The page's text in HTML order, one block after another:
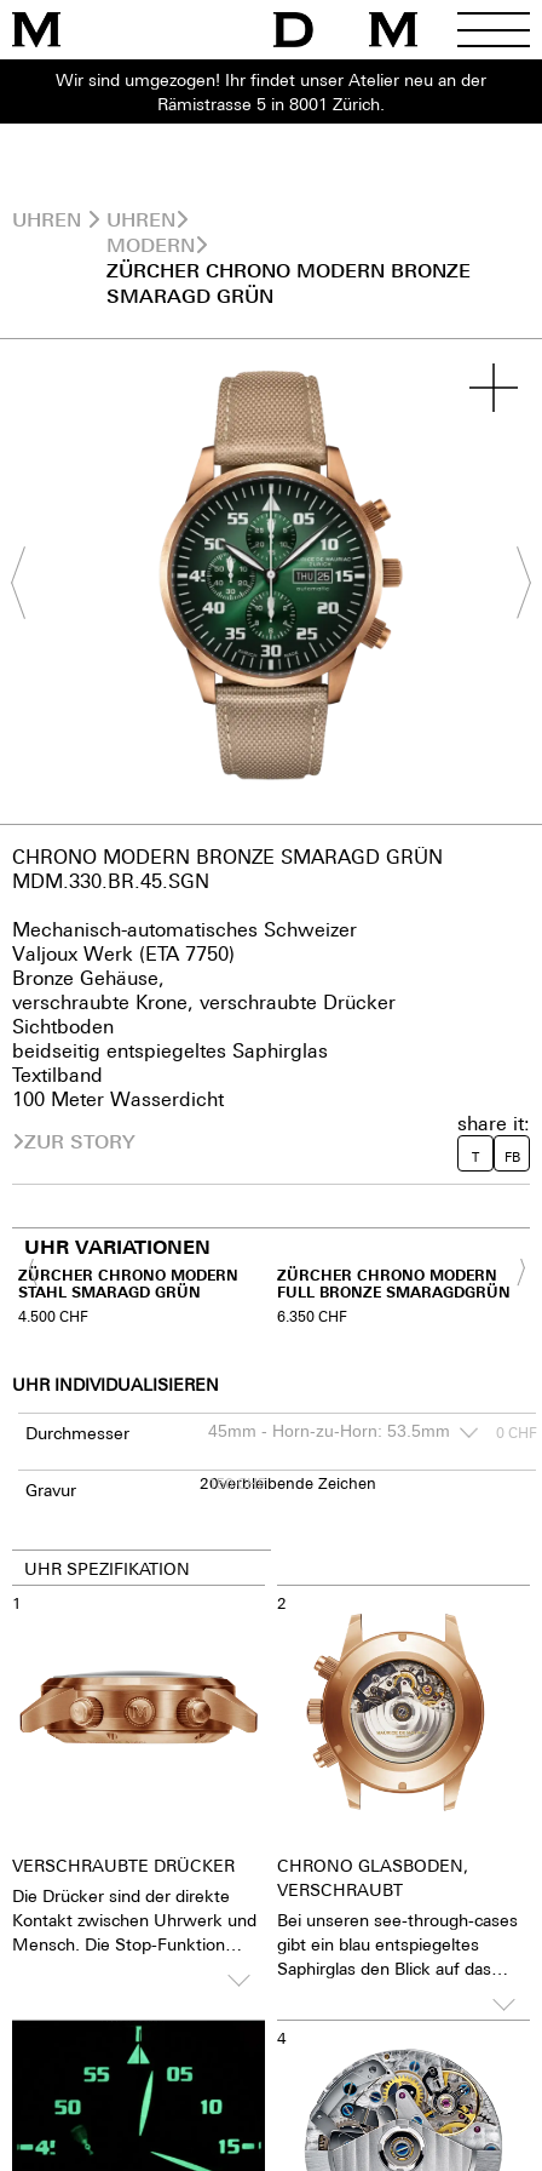
Wir sind umgezogen! Ihr findet unser Atelier neu an der
Rämistrasse 5 in 8001 Zürich.
UHREN
UHREN
MODERN
ZÜRCHER CHRONO MODERN BRONZE
SMARAGD GRÜN
CHRONO MODERN BRONZE SMARAGD GRÜN
MDM.330.BR.45.SGN
Mechanisch-automatisches Schweizer
Valjoux Werk (ETA 7750)
Bronze Gehäuse,
verschraubte Krone, verschraubte Drücker
Sichtboden
beidseitig entspiegeltes Saphirglas
Textilband
100 Meter Wasserdicht
ZUR STORY
share it:
T FB
UHR VARIATIONEN
ZÜRCHER CHRONO MODERN
STAHL SMARAGD GRÜN
4.500CHF
ZÜRCHER CHRONO MODERN
FULL BRONZE SMARAGDGRÜN
6.350CHF
UHR INDIVIDUALISIEREN
Durchmesser 0 CHF
Gravur 150CHF
20verbleibende Zeichen
UHR SPEZIFIKATION
1
VERSCHRAUBTE DRÜCKER
Die Drücker sind der direkte
Kontakt zwischen Uhrwerk und
Mensch. Die Stop-Funktion
diese Funktionen nicht
versehentlich auslösen zu
können, bieten wir verschraubte
Kronen an. Vor der Nutzung
muss man die Krone dann
zuerst entsichern und nach der
Nutzung wider sichern.
2
CHRONO GLASBODEN,
VERSCHRAUBT
Bei unseren see-through-cases
gibt ein blau entspiegeltes
Saphirglas den Blick auf das
das Gefühl, die Seele des
mechanischen
Automatikwerkes sehen und
fühlen zu können Die Uhr lebt.
Zusammen mit einem
beschrifteten Rotor wird jede
Uhr zu einem hochemotionalen
4